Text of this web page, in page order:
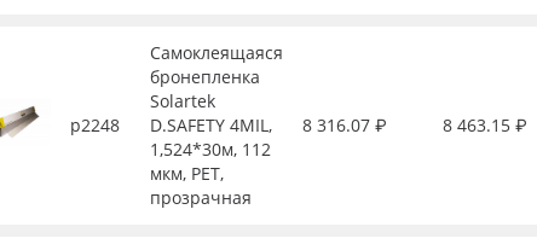
р2248
Самоклеящаяся
бронепленка
Solartek
D.SAFETY 4MIL,
1,524*30м, 112
мкм, PET,
прозрачная
8 316.07 ₽ 8 463.15 ₽